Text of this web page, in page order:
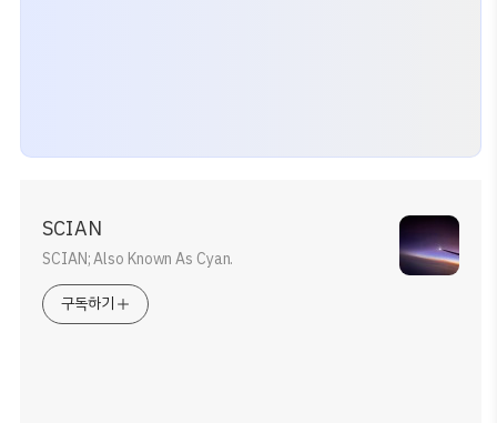
SCIAN
SCIAN; Also Known As Cyan.
구독하기